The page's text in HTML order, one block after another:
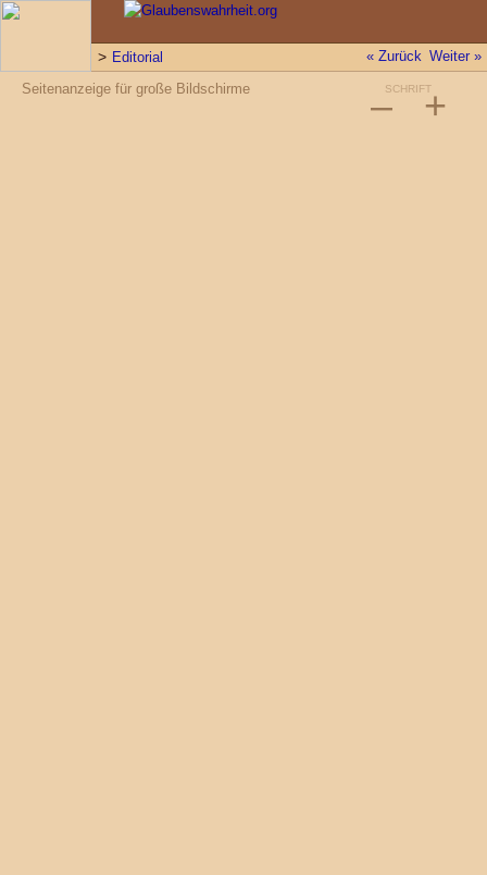
« Zurück Weiter »
Editorial
SCHRIFT
– +
Seitenanzeige für große Bildschirme